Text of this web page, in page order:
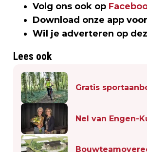
Volg ons ook op
Download onze app voor
Wil je adverteren op
Lees ook
Gratis
Nel van Engen-